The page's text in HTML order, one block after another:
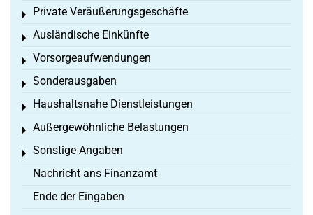
Private Veräußerungsgeschäfte
Toggle menu
Ausländische Einkünfte
Toggle menu
Vorsorgeaufwendungen
Toggle menu
Sonderausgaben
Toggle menu
Haushaltsnahe Dienstleistungen
Toggle menu
Außergewöhnliche Belastungen
Toggle menu
Sonstige Angaben
Toggle menu
Nachricht ans Finanzamt
Ende der Eingaben